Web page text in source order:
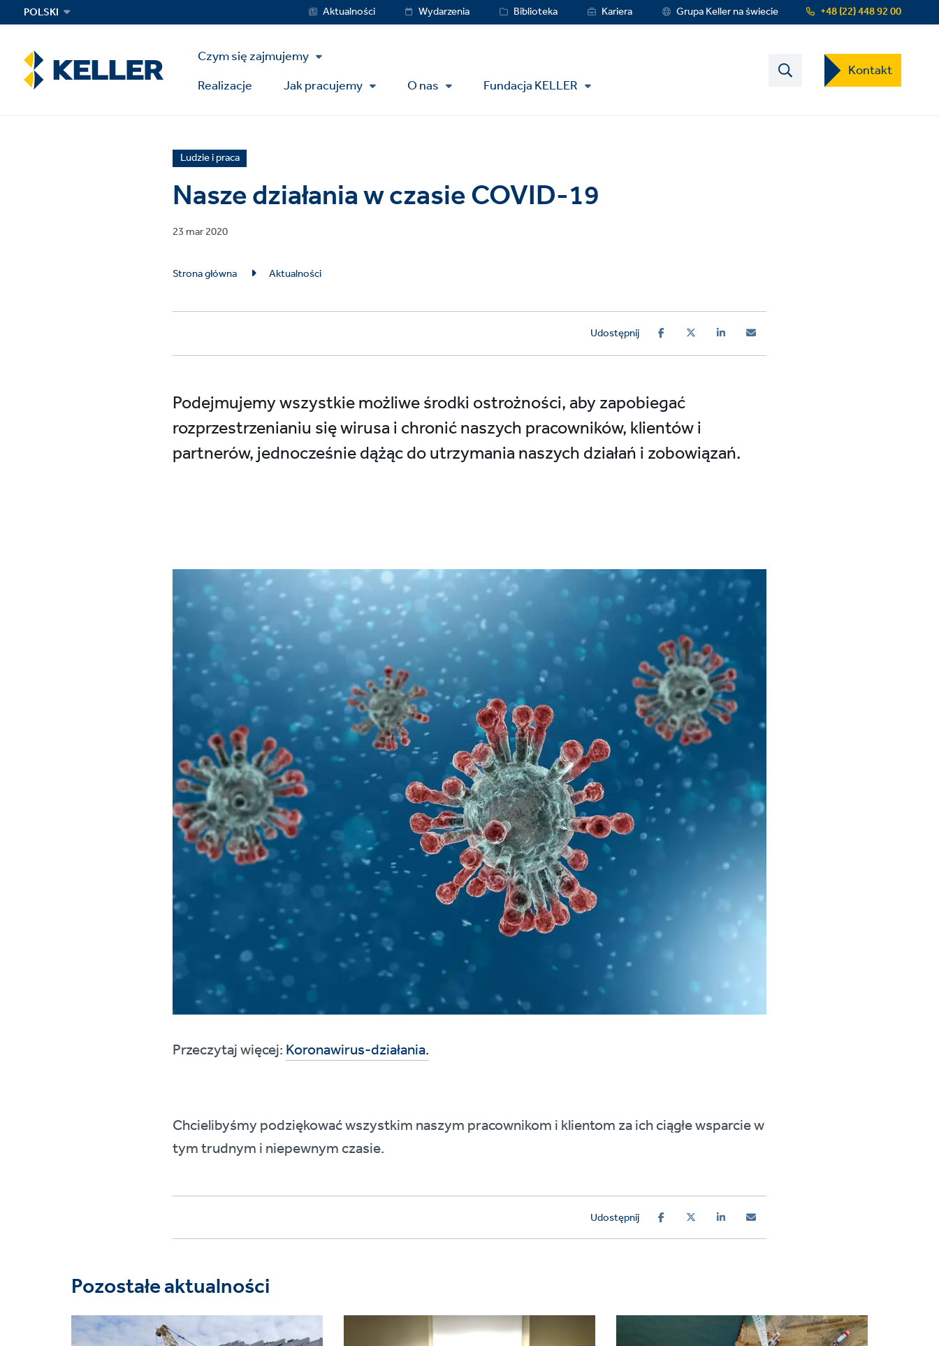
to
content
POLSKI +48 (22) 448 92 00
Service
MenuAktualności Wydarzenia Biblioteka Kariera Grupa Keller na świecie
Main
Menu
Czym się zajmujemy
Realizacje
Jak pracujemy O nas Fundacja KELLER
Contact
US
Dropdown
Kontakt
News
article
category
Ludzie i praca
Nasze działania w czasie COVID-19
Published
23 mar 2020
Breadcrumb
Strona główna Aktualności
Udostępnij
Podejmujemy wszystkie możliwe środki ostrożności, aby zapobiegać
rozprzestrzenianiu się wirusa i chronić naszych pracowników, klientów i
partnerów, jednocześnie dążąc do utrzymania naszych działań i zobowiązań.
Przeczytaj więcej:Koronawirus-działania.
Chcielibyśmy podziękować wszystkim naszym pracownikom i klientom za ich ciągłe wsparcie w
tym trudnym i niepewnym czasie.
Udostępnij
Pozostałe aktualności